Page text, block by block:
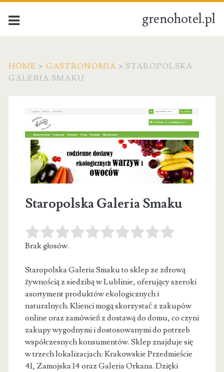
grenohotel.pl
HOME > GASTRONOMIA >STAROPOLSKA
GALERIA SMAKU
Staropolska Galeria Smaku
Brak głosów.
Staropolska Galeria Smaku to sklep ze zdrową
żywnością z siedzibą w Lublinie, oferujący szeroki
asortyment produktów ekologicznych i
naturalnych. Kliencimogą skorzystać z zakupów
online oraz zamówień z dostawą do domu, co czyni
zakupy wygodnymi i dostosowanymi do potrzeb
współczesnych konsumentów. Sklep znajduje się
w trzech lokalizacjach: Krakowskie Przedmieście
41, Zamojska 14 oraz Galeria Orkana. Dzięki